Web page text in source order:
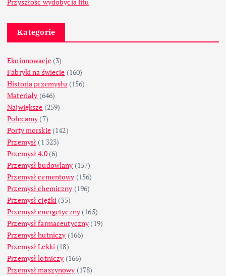
Przyszłość wydobycia litu
Kategorie
Ekoinnowacje(3)
Fabryki na świecie (160)
Historia przemysłu (156)
Materiały (646)
Największe (259)
Polecamy (7)
Porty morskie(142)
Przemysł (1 323)
Przemysł 4.0(6)
Przemysł budowlany (157)
Przemysł cementowy (156)
Przemysł chemiczny (196)
Przemysł ciężki (35)
Przemysł energetyczny (165)
Przemysł farmaceutyczny (19)
Przemysł hutniczy (166)
Przemysł Lekki (18)
Przemysł lotniczy (166)
Przemysł maszynowy (178)